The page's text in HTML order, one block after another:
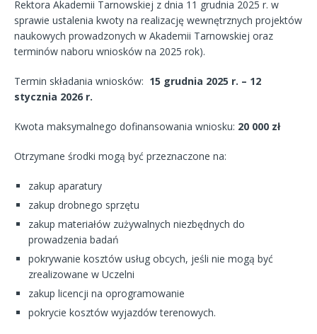
Rektora Akademii Tarnowskiej z dnia 11 grudnia 2025 r. w
sprawie ustalenia kwoty na realizację wewnętrznych projektów
naukowych prowadzonych w Akademii Tarnowskiej oraz
terminów naboru wniosków na 2025 rok).
Termin składania wniosków: 15 grudnia 2025 r. – 12
stycznia 2026 r.
Kwota maksymalnego dofinansowania wniosku: 20 000 zł
Otrzymane środki mogą być przeznaczone na:
zakup aparatury
zakup drobnego sprzętu
zakup materiałów zużywalnych niezbędnych do
prowadzenia badań
pokrywanie kosztów usług obcych, jeśli nie mogą być
zrealizowane w Uczelni
zakup licencji na oprogramowanie
pokrycie kosztów wyjazdów terenowych.